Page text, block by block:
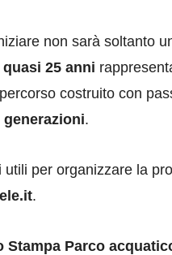
non sarà soltanto
quasi 25 anni
costruito con
.
utili per organizzare la
.
Stampa Parco